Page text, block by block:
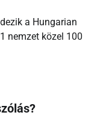
a Hungarian
nemzet közel 100